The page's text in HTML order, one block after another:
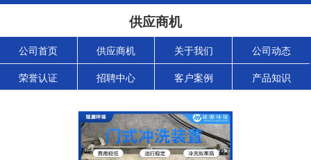
供应商机
公司首页 供应商机 关于我们 公司动态
荣誉认证 招聘中心 客户案例 产品知识